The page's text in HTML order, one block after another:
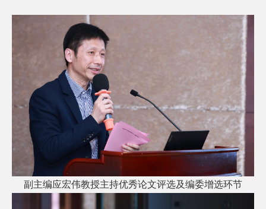
副主编应宏伟教授主持优秀论文评选及编委增选环节